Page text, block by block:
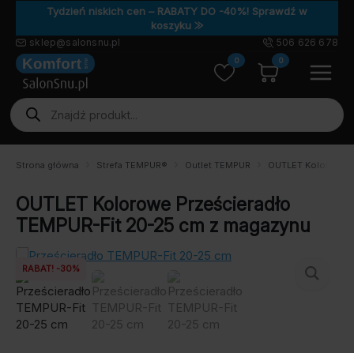
Tydzień niskich cen – RABATY DO -40%! Sprawdź w
koszyku ⨠
sklep@salonsnu.pl 506 626 678
Wyszukiwarka
produktów
0 0
Strona główna Strefa TEMPUR® Outlet TEMPUR OUTLET Kolorowe
OUTLET Kolorowe Prześcieradło
TEMPUR-Fit 20-25 cm z magazynu
RABAT! -30%